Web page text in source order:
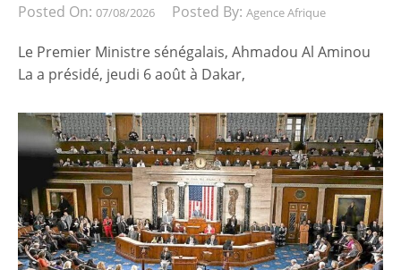
Posted On: 07/08/2026 Posted By: Agence Afrique
Le Premier Ministre sénégalais, Ahmadou Al Aminou
La a présidé, jeudi 6 août à Dakar,